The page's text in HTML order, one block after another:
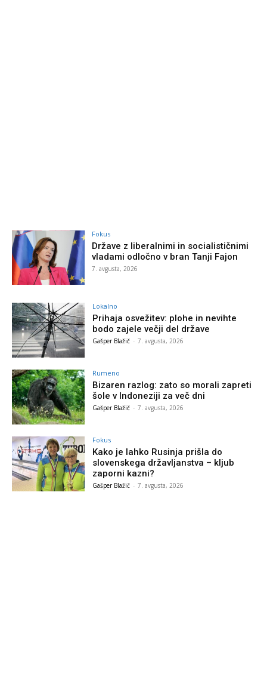
Fokus
Države z liberalnimi in socialističnimi
vladami odločno v bran Tanji Fajon
7. avgusta, 2026
Lokalno
Prihaja osvežitev: plohe in nevihte
bodo zajele večji del države
Gašper Blažič - 7. avgusta, 2026
Rumeno
Bizaren razlog: zato so morali zapreti
šole v Indoneziji za več dni
Gašper Blažič - 7. avgusta, 2026
Fokus
Kako je lahko Rusinja prišla do
slovenskega državljanstva – kljub
zaporni kazni?
Gašper Blažič - 7. avgusta, 2026